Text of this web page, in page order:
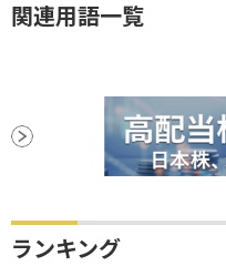
関連用語一覧
ランキング